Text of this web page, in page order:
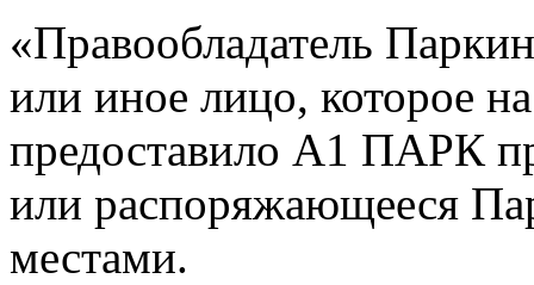
«Правообладатель
или иное лицо, которое
предоставило А1 ПАРК
или распоряжающееся
местами.